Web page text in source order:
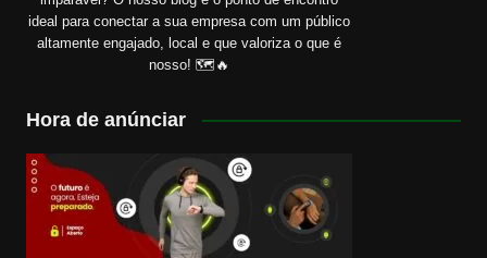
ideal para conectar a sua empresa com um público
altamente engajado, local e que valoriza o que é
nosso! 🗺️🔥
Hora de anúnciar